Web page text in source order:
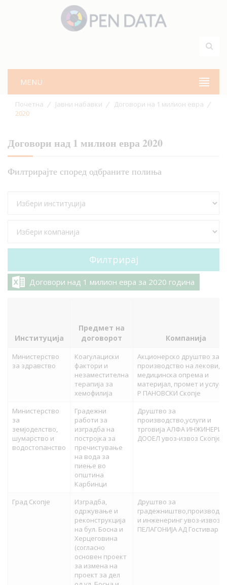
MENU
Почетна Јавни набавки
Договори на 1 милион евра
2020
Договори над 1 милион евра 2020
Филтрирајте според одбраните полиња
Договори над 1 милион евра за 2020 година
Институција
Предмет на
договорот
Компанија
Министерство
за здравство
Коагулациски
фактори и
незаместителна
терапија за
хемофилија
Акционерско друштво за
производство на лекови,
медицинска опрема и
материјал, промет и
Р ПАНОВСКИ Скопје
Министерство
за
земјоделство,
шумарство и
водостопанство
Градежни
работи за
изградба на
постројка за
пречистување
на вода за
пиење во
општина
Карбинци
Друштво за
производство,услуги и
трговија АЛФА
ДООЕЛ увоз-извоз Скопје
Град Скопје
Изградба,
одржување и
реконструкција
на бул. Босна и
Херцеговина
(согласно
основен проект
за измена на
проект за дел
Друштво за
и инженеринг увоз-извоз
ПЕЛАГОНИЈА АД Гостивар